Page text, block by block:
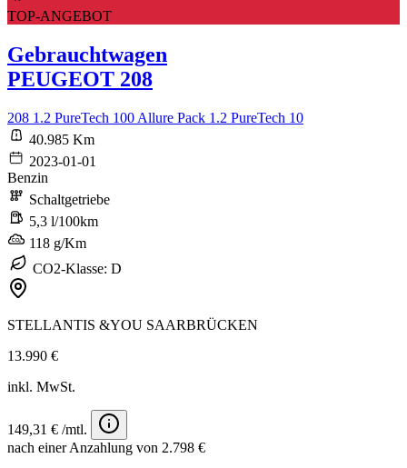
TOP-ANGEBOT
Gebrauchtwagen
PEUGEOT 208
208 1.2 PureTech 100 Allure Pack 1.2 PureTech 10
40.985 Km
2023-01-01
Benzin
Schaltgetriebe
5,3 l/100km
118 g/Km
CO2-Klasse: D
STELLANTIS &YOU SAARBRÜCKEN
13.990 €
inkl. MwSt.
149,31 € /mtl.
nach einer Anzahlung von 2.798 €